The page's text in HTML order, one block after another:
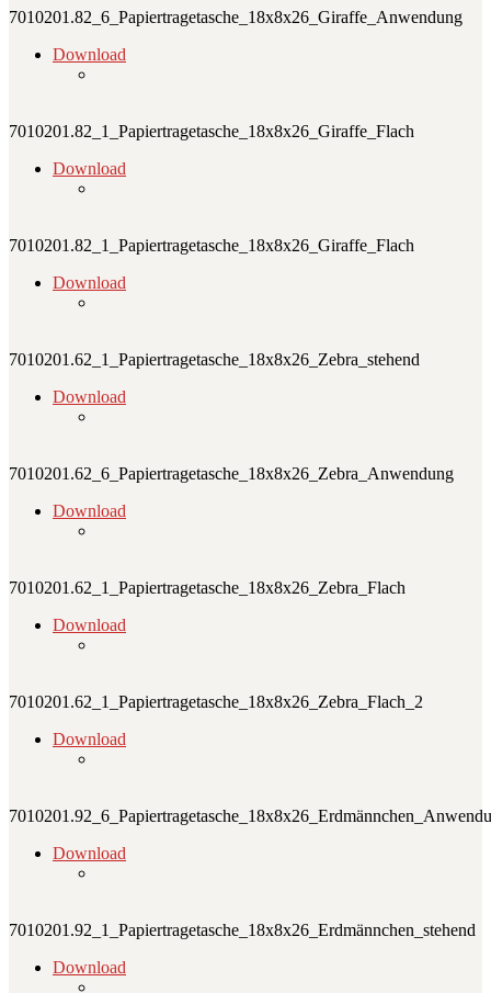
7010201.82_6_Papiertragetasche_18x8x26_Giraffe_Anwendung
Download
7010201.82_1_Papiertragetasche_18x8x26_Giraffe_Flach
Download
7010201.82_1_Papiertragetasche_18x8x26_Giraffe_Flach
Download
7010201.62_1_Papiertragetasche_18x8x26_Zebra_stehend
Download
7010201.62_6_Papiertragetasche_18x8x26_Zebra_Anwendung
Download
7010201.62_1_Papiertragetasche_18x8x26_Zebra_Flach
Download
7010201.62_1_Papiertragetasche_18x8x26_Zebra_Flach_2
Download
Download
7010201.92_1_Papiertragetasche_18x8x26_Erdmännchen_stehend
Download